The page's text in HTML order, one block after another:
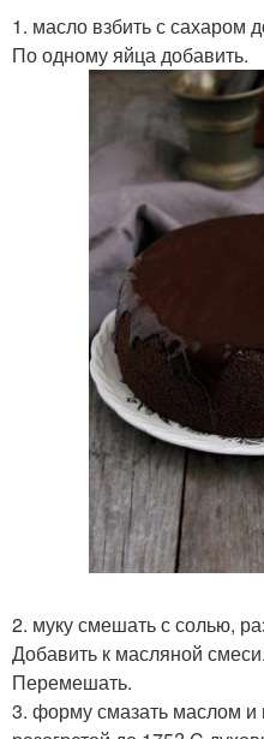
1. масло взбить с сахаром
По одному яйца добавить.
2. муку смешать с солью,
Добавить к масляной
Перемешать.
3. форму смазать маслом и